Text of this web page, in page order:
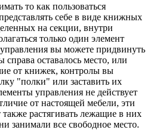
то как пользоваться
себе в виде книжных
на секции, внутри
только один элемент
вы можете придвинуть
справа оставалось место, или
от книжек, контролы вы
"полки" или заставить их
управления не действует
от настоящей мебели, эти
растягивать лежащие в них
занимали все свободное место.